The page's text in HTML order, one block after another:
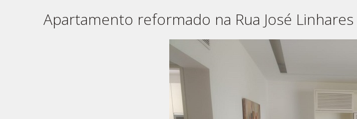
Apartamento reformado na Rua José Linhares